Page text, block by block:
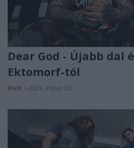
Dear God - Újabb dal
Ektomorf-tól
KoaX • 2025. május 02.